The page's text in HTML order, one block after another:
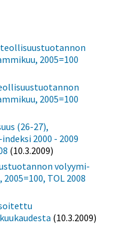
teollisuustuotannon
2005=100
2005=100
(26-27),
2000 - 2009
(10.3.2009)
volyymi-
TOL 2008
(10.3.2009)